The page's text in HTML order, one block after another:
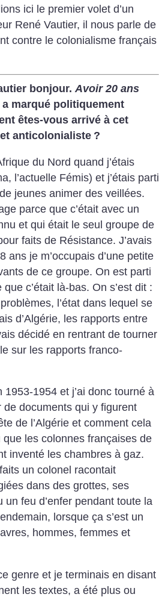
ici le premier volet d’un
René Vautier, il nous parle de
contre le colonialisme français
bonjour. Avoir 20 ans
marqué politiquement
êtes-vous arrivé à cet
anticolonialiste ?
du Nord quand j’étais
l’actuelle Fémis) et j’étais parti
jeunes animer des veillées.
parce que c’était avec un
et qui était le seul groupe de
faits de Résistance. J’avais
ans je m’occupais d’une petite
de ce groupe. On est parti
c’était là-bas. On s’est dit :
l’état dans lequel se
d’Algérie, les rapports entre
décidé en rentrant de tourner
sur les rapports franco-
1954 et j’ai donc tourné à
de documents qui y figurent
de l’Algérie et comment cela
les colonnes françaises de
inventé les chambres à gaz.
un colonel racontait
dans des grottes, ses
feu d’enfer pendant toute la
lorsque ça s’est un
hommes, femmes et
genre et je terminais en disant
les textes, a été plus ou